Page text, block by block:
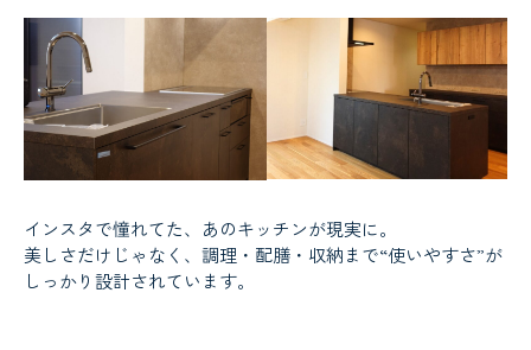
インスタで憧れてた、あのキッチンが現実に。
美しさだけじゃなく、調理・配膳・収納まで“使いやすさ”が
しっかり設計されています。